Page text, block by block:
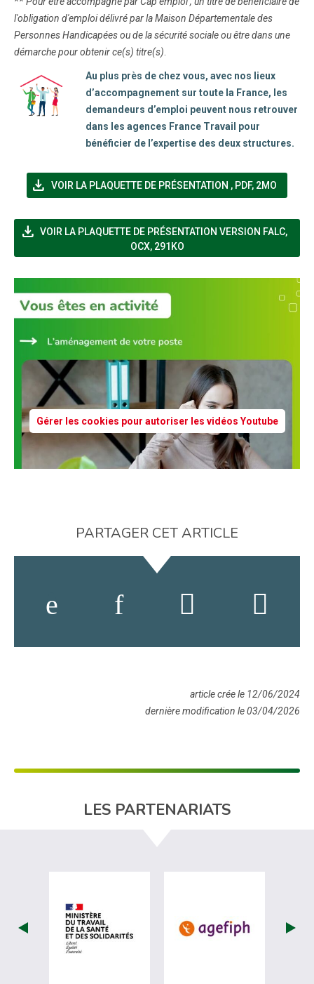
l'obligation d'emploi délivré par la Maison Départementale des
Personnes Handicapées ou de la sécurité sociale ou être dans une
démarche pour obtenir ce(s) titre(s).
Au plus près de chez vous, avec nos lieux
d’accompagnement sur toute la France, les
demandeurs d’emploi peuvent nous retrouver
dans les agences France Travail pour
bénéficier de l’expertise des deux structures.
file_download VOIR LA PLAQUETTE DE PRÉSENTATION (NOUVELLE
, PDF, 2MO
file_download VOIR LA PLAQUETTE DE PRÉSENTATION VERSION FALC,
OCX, 291KO
Gérer les cookies pour autoriser les vidéos Youtube
PARTAGER CET ARTICLE
article crée le 12/06/2024
dernière modification le 03/04/2026
LES PARTENARIATS
visiter les site de Ministère du travail
visiter les